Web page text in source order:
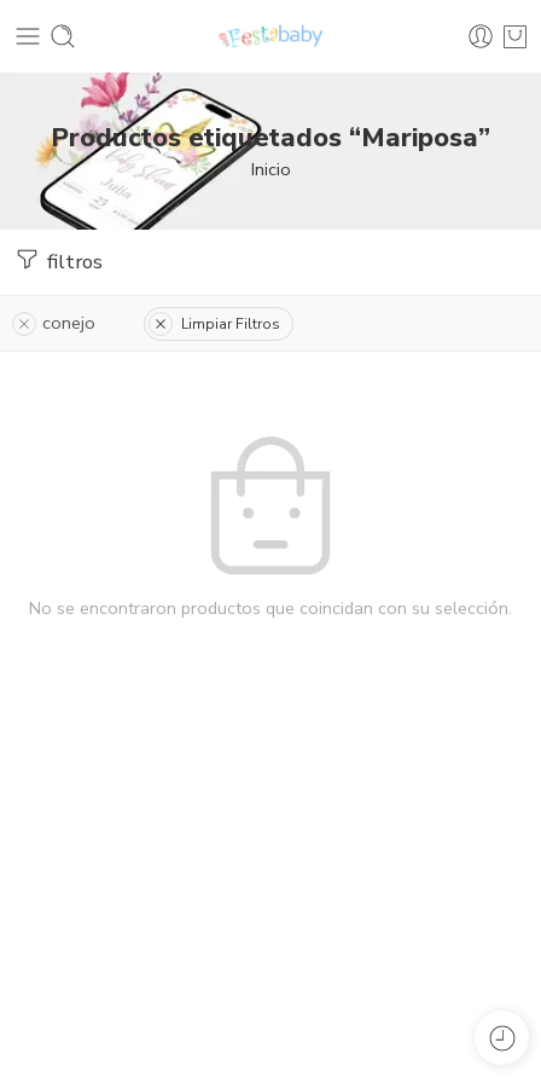
Productos etiquetados “Mariposa”
Inicio
filtros
conejo Limpiar Filtros
No se encontraron productos que coincidan con su selección.